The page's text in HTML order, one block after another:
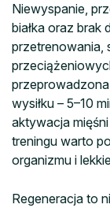
Niewyspanie,
białka oraz brak
przetrenowania,
wysiłku – 5–10
aktywacja
treningu warto
organizmu i
Regeneracja to